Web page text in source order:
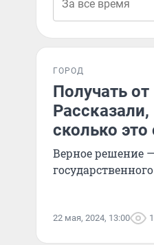
ГОРОД
Получать
сколько это
Верное решение
22 мая, 2024, 13:00